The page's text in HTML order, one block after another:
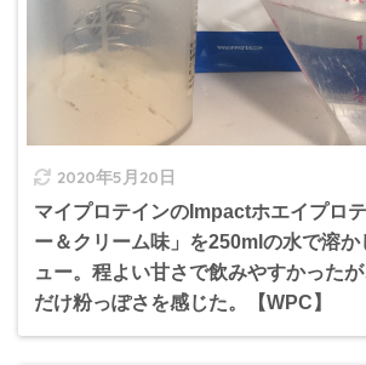
2020年5月20日
マイプロテインのImpactホエイプロ
ー＆クリーム味」を250mlの水で溶か
ュー。程よい甘さで飲みやすかった
だけ粉っぽさを感じた。【WPC】